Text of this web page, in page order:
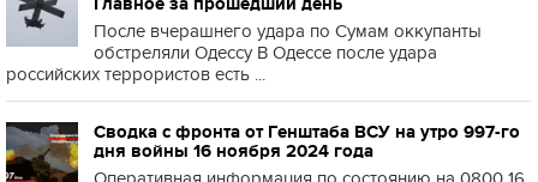
После вчерашнего удара по Сумам оккупанты
обстреляли Одессу В Одессе после удара
российских террористов есть ...
Сводка с фронта от Генштаба ВСУ на утро 997-го
дня войны 16 ноября 2024 года